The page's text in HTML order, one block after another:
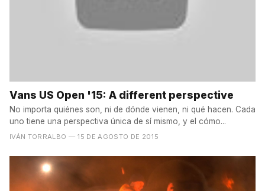
Vans US Open '15: A different perspective
No importa quiénes son, ni de dónde vienen, ni qué hacen. Cada
uno tiene una perspectiva única de sí mismo, y el cómo...
IVÁN TORRALBO — 15 DE AGOSTO DE 2015